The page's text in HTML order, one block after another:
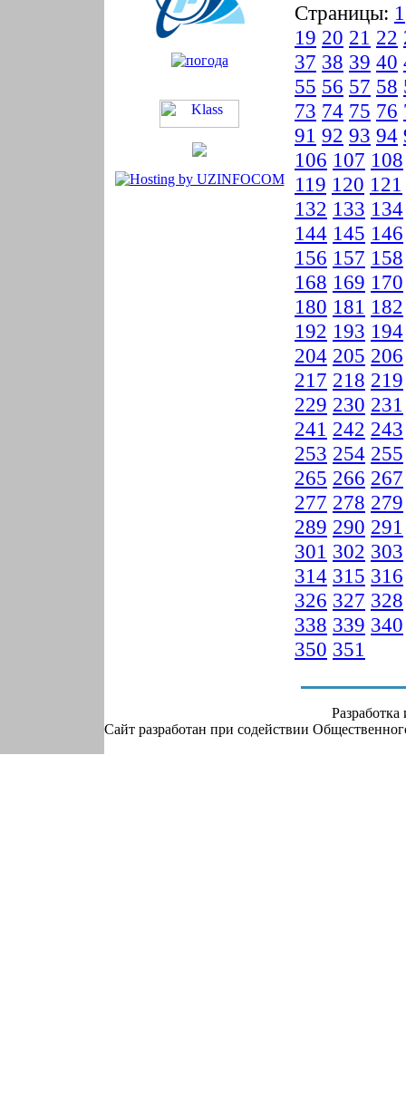
Страницы: 1
19 20 21 22
37 38 39 40
55 56 57 58
73 74 75 76
91 92 93 94
106 107 108
119 120 121
132 133 134
144 145 146
156 157 158
168 169 170
180 181 182
192 193 194
204 205 206
217 218 219
229 230 231
241 242 243
253 254 255
265 266 267
277 278 279
289 290 291
301 302 303
314 315 316
326 327 328
338 339 340
350 351
Сайт разработан при содействии